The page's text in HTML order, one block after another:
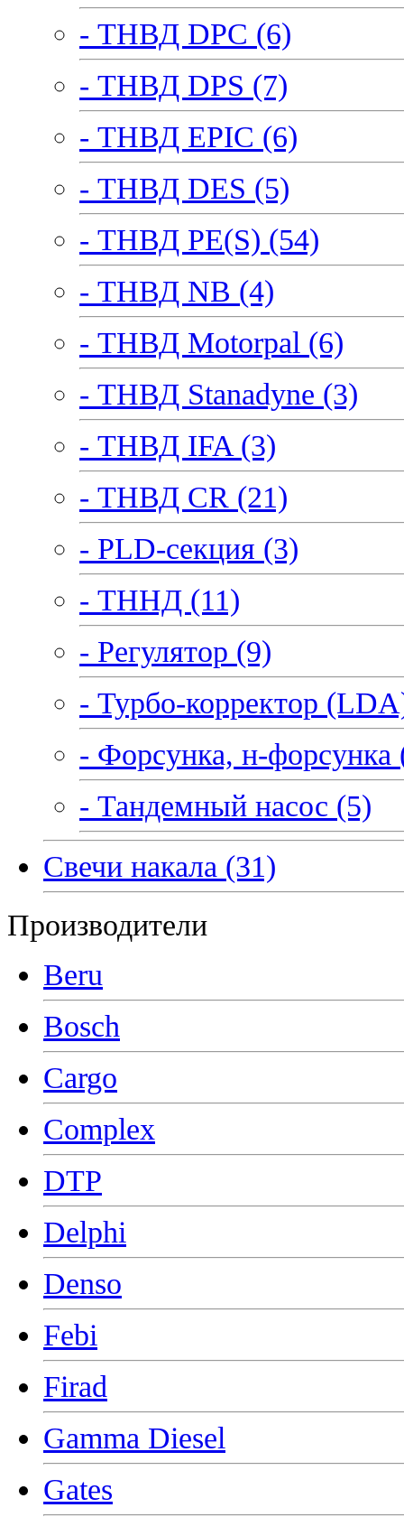
- ТНВД DPC (6)
- ТНВД DPS (7)
- ТНВД EPIC (6)
- ТНВД DES (5)
- ТНВД PE(S) (54)
- ТНВД NB (4)
- ТНВД Motorpal (6)
- ТНВД Stanadyne (3)
- ТНВД IFA (3)
- ТНВД CR (21)
- PLD-секция (3)
- ТННД (11)
- Регулятор (9)
- Турбо-корректор
- Форсунка, н-форсунка
- Тандемный насос (5)
Свечи накала (31)
Производители
Beru
Bosch
Cargo
Complex
DTP
Delphi
Denso
Febi
Firad
Gamma Diesel
Gates